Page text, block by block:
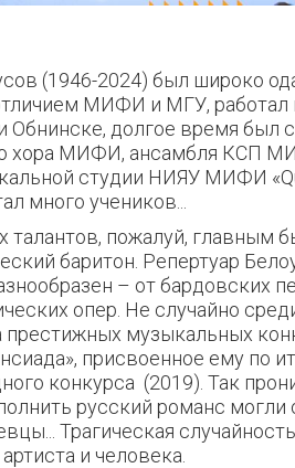
(1946-2024) был широко
МИФИ и МГУ, работал
Обнинске, долгое время был
хора МИФИ, ансамбля КСП
студии НИЯУ МИФИ
много учеников...
талантов, пожалуй, главным
баритон. Репертуар
– от бардовских
опер. Не случайно
престижных музыкальных
присвоенное ему по
конкурса (2019). Так
русский романс могли
Трагическая
и человека.